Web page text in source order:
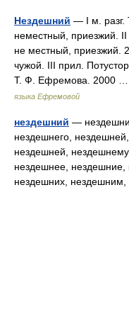
Нездешний — I м. разг.
неместный, приезжий.
не местный, приезжий.
чужой. III прил.
Т. Ф. Ефремова. 2000
языка Ефремовой
нездешний —
нездешнего,
нездешней,
нездешнее,
нездешних,